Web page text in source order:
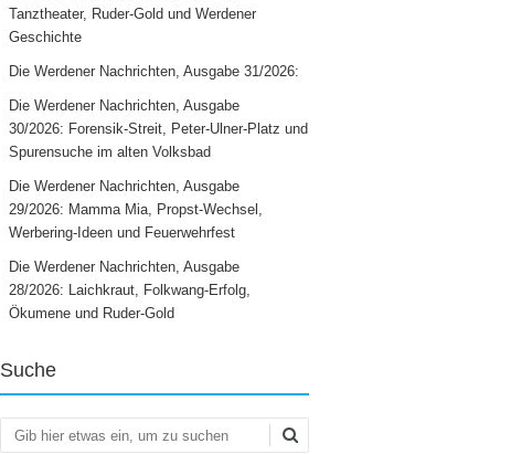
Tanztheater, Ruder-Gold und Werdener
Geschichte
Die Werdener Nachrichten, Ausgabe 31/2026:
Die Werdener Nachrichten, Ausgabe
30/2026: Forensik-Streit, Peter-Ulner-Platz und
Spurensuche im alten Volksbad
Die Werdener Nachrichten, Ausgabe
29/2026: Mamma Mia, Propst-Wechsel,
Werbering-Ideen und Feuerwehrfest
Die Werdener Nachrichten, Ausgabe
28/2026: Laichkraut, Folkwang-Erfolg,
Ökumene und Ruder-Gold
Suche
Suchen